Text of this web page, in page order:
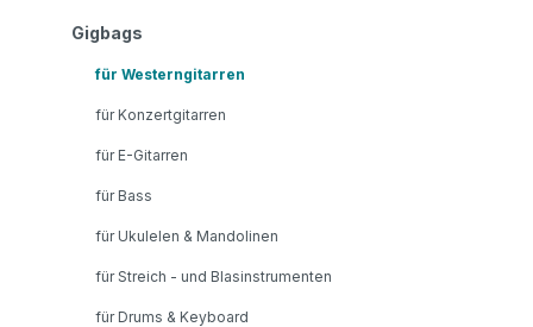
Gigbags
für Westerngitarren
für Konzertgitarren
für E-Gitarren
für Bass
für Ukulelen & Mandolinen
für Streich - und Blasinstrumenten
für Drums & Keyboard